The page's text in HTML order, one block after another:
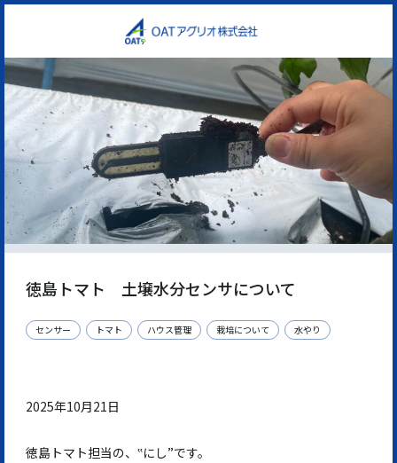
徳島トマト 土壌水分センサについて
センサー トマト ハウス管理 栽培について 水やり
2025年10月21日
徳島トマト担当の、‟にし”です。